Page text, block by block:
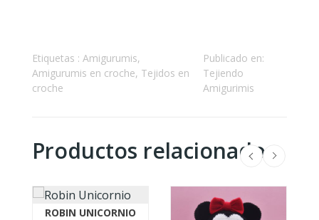
Etiquetas : Amigurumis,
Amigurumis en croche, Tejidos en
croche
Publicado en:
Tejiendo
Amigurimis
Productos relacionados
ROBIN UNICORNIO